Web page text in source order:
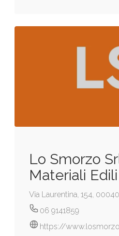
Lo Smorzo
Materiali Edili
Via Laurentina, 154,
06 9141859
https://